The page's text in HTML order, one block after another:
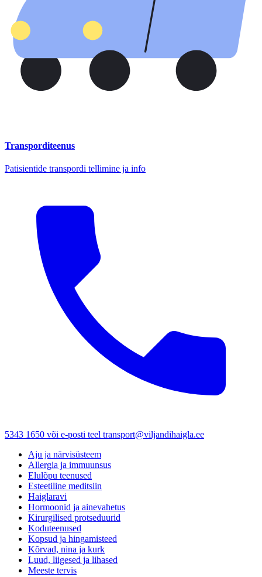
Transporditeenus
Patisientide transpordi tellimine ja info
5343 1650 või e-posti teel transport@viljandihaigla.ee
Aju ja närvisüsteem
Allergia ja immuunsus
Elulõpu teenused
Esteetiline meditsiin
Haiglaravi
Hormoonid ja ainevahetus
Kirurgilised protseduurid
Koduteenused
Kopsud ja hingamisteed
Kõrvad, nina ja kurk
Luud, liigesed ja lihased
Meeste tervis